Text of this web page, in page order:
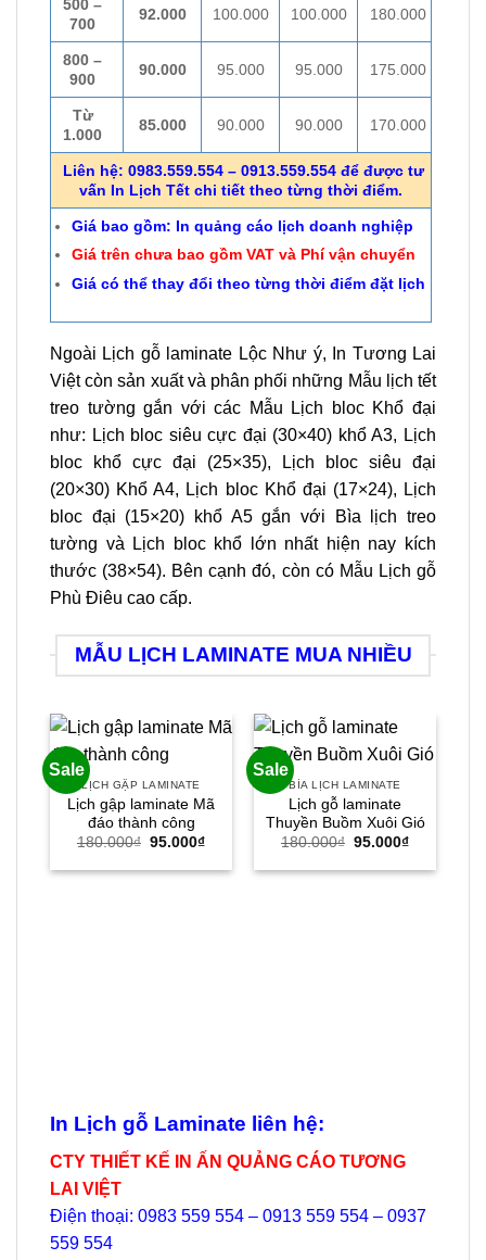
500 –
700
92.000 100.000 100.000 180.000
800 –
900
90.000 95.000 95.000 175.000
Từ
1.000
85.000 90.000 90.000 170.000
Liên hệ: 0983.559.554 – 0913.559.554 để được tư
vấn In Lịch Tết chi tiết theo từng thời điểm.
Giá bao gồm: In quảng cáo lịch doanh nghiệp
Giá trên chưa bao gồm VAT và Phí vận chuyển
Giá có thể thay đổi theo từng thời điểm đặt lịch
Ngoài Lịch gỗ laminate Lộc Như ý, In Tương Lai
Việt còn sản xuất và phân phối những Mẫu lịch tết
treo tường gắn với các Mẫu Lịch bloc Khổ đại
như: Lịch bloc siêu cực đại (30×40) khổ A3, Lịch
bloc khổ cực đại (25×35), Lịch bloc siêu đại
(20×30) Khổ A4, Lịch bloc Khổ đại (17×24), Lịch
bloc đại (15×20) khổ A5 gắn với Bìa lịch treo
tường và Lịch bloc khổ lớn nhất hiện nay kích
thước (38×54). Bên cạnh đó, còn có Mẫu Lịch gỗ
Phù Điêu cao cấp.
MẪU LỊCH LAMINATE MUA NHIỀU
Sale
LỊCH GẬP LAMINATE
Lịch gập laminate Mã
đáo thành công
180.000₫ Giá
là:
95.000₫Giá
tại
Sale
BÌA LỊCH LAMINATE
Lịch gỗ laminate
Thuyền Buồm Xuôi Gió
180.000₫ Giá
là:
95.000₫Giá
tại
In Lịch gỗ Laminate liên hệ:
CTY THIẾT KẾ IN ẤN QUẢNG CÁO TƯƠNG
LAI VIỆT
Điện thoại: 0983 559 554 – 0913 559 554 – 0937
559 554